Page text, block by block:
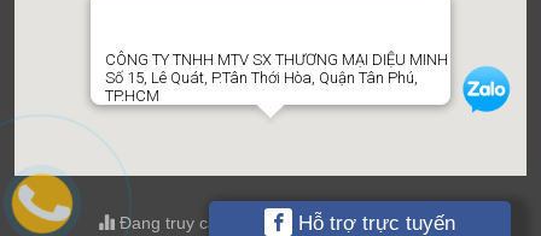
CÔNG TY TNHH MTV SX THƯƠNG MẠI DIỆU MINH
Số 15, Lê Quát, P.Tân Thới Hòa, Quận Tân Phú,
TP.HCM
Đang truy cập : 1 ; Tổng truy cập : 606426
Hỗ trợ trực tuyến